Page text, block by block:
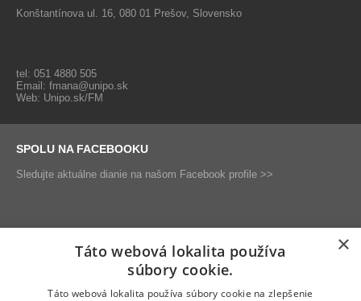
Konštantínova ul. 16, 080 01 Prešov, Slovensko
tel: 051 4880 505
Email: fmana@unipo.sk
Web: Unipo.sk/FM
SPOLU NA FACEBOOKU
Sledujte aktuálne dianie na našom Facebook profile >>
×
Táto webová lokalita používa
súbory cookie.
Táto webová lokalita používa súbory cookie na zlepšenie